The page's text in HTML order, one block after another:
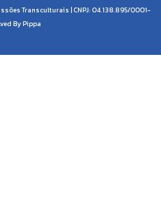
Transculturais | CNPJ: 04.138.895/0001-
By Pippa